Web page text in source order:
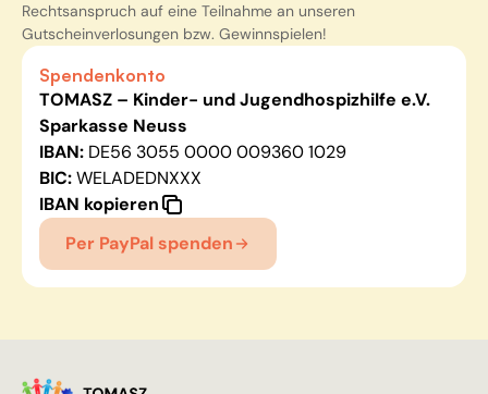
Rechtsanspruch auf eine Teilnahme an unseren
Gutscheinverlosungen bzw. Gewinnspielen!
Spendenkonto
TOMASZ – Kinder- und Jugendhospizhilfe e.V.
Sparkasse Neuss
IBAN: DE56 3055 0000 009360 1029
BIC:WELADEDNXXX
IBAN kopieren
Per PayPal spenden